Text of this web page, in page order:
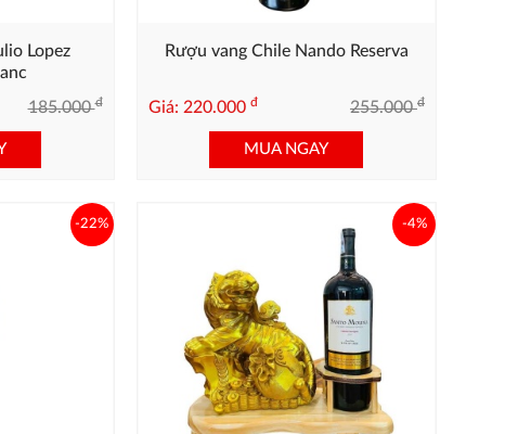
Lopez
185.000đ
Rượu vang Chile Nando Reserva
Giá: 220.000 đ 255.000đ
MUA NGAY
-22% -4%